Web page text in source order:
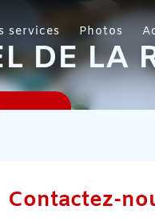
services Photos
DE LA
nous
Contactez-